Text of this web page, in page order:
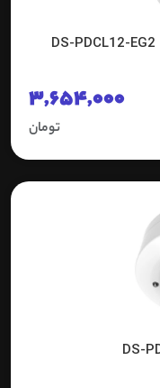
3,654,000
تومان